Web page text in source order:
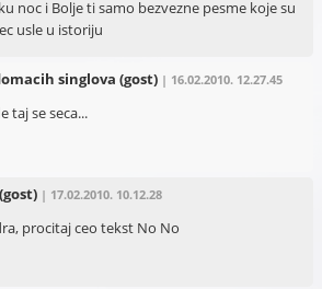
noc i Bolje ti samo bezvezne pesme koje su
usle u istoriju
singlova (gost) | 16.02.2010. 12.27.45
taj se seca...
(gost) | 17.02.2010. 10.12.28
procitaj ceo tekst No No